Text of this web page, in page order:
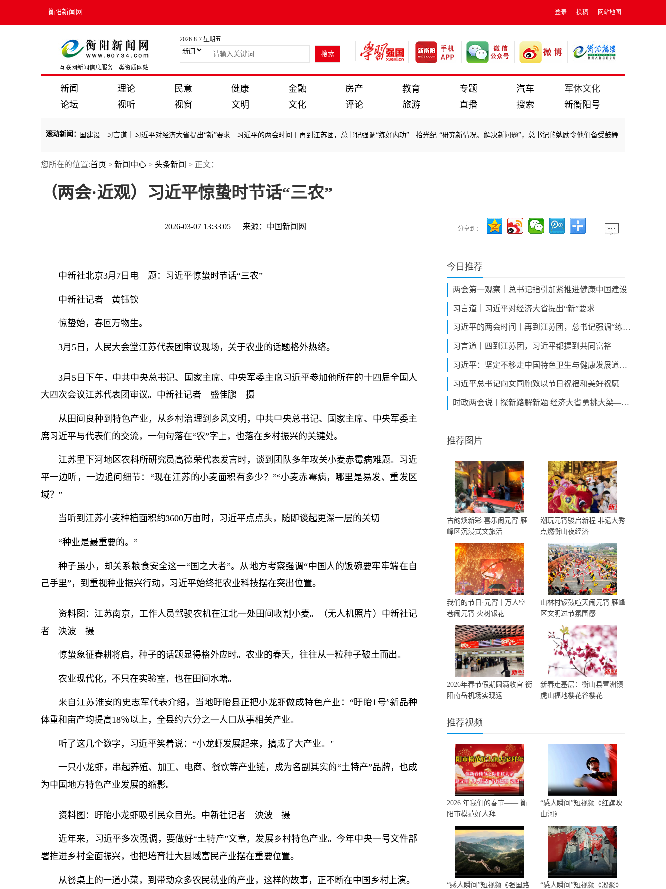
衡阳新闻网 登录 投稿 网站地图
互联网新闻信息服务一类资质网站
2026-8-7 星期五
新闻 理论 民意 健康 金融 房产 教育 专题 汽车
军休文化
论坛
视听 视窗 文明 文化 评论 旅游 直播 搜索 新衡阳号
滚动新闻 ：
指引加紧推进健康中国建设·习言道｜习近平对经济大省提出“新”要求·习近平的两会时间丨再到江苏团，总书记强调“练好内功”·拾光纪·“研究新情况、解决新问题”，总书记的勉励令他们备受鼓舞·习近平总书记在
指引加紧推进健康中国建设·习言道｜习近平对经济大省提出“新”要求
您所在的位置:首页 > 新闻中心 > 头条新闻 > 正文：
（两会·近观）习近平惊蛰时节话“三农”
2026-03-07 13:33:05 来源： 中国新闻网 分享到：
中新社北京3月7日电 题：习近平惊蛰时节话“三农”
中新社记者 黄钰钦
惊蛰始，春回万物生。
3月5日，人民大会堂江苏代表团审议现场，关于农业的话题格外热络。
3月5日下午，中共中央总书记、国家主席、中央军委主席习近平参加他所在的十四届全国人
大四次会议江苏代表团审议。中新社记者 盛佳鹏 摄
从田间良种到特色产业，从乡村治理到乡风文明，中共中央总书记、国家主席、中央军委主
席习近平与代表们的交流，一句句落在“农”字上，也落在乡村振兴的关键处。
江苏里下河地区农科所研究员高德荣代表发言时，谈到团队多年攻关小麦赤霉病难题。习近
平一边听，一边追问细节：“现在江苏的小麦面积有多少？”“小麦赤霉病，哪里是易发、重发区
域？”
当听到江苏小麦种植面积约3600万亩时，习近平点点头，随即谈起更深一层的关切——
“种业是最重要的。”
种子虽小，却关系粮食安全这一“国之大者”。从地方考察强调“中国人的饭碗要牢牢端在自
己手里”，到重视种业振兴行动，习近平始终把农业科技摆在突出位置。
资料图：江苏南京，工作人员驾驶农机在江北一处田间收割小麦。（无人机照片）中新社记
者 泱波 摄
惊蛰象征春耕将启，种子的话题显得格外应时。农业的春天，往往从一粒种子破土而出。
农业现代化，不只在实验室，也在田间水塘。
来自江苏淮安的史志军代表介绍，当地盱眙县正把小龙虾做成特色产业：“盱眙1号”新品种
体重和亩产均提高18％以上，全县约六分之一人口从事相关产业。
听了这几个数字，习近平笑着说：“小龙虾发展起来，搞成了大产业。”
一只小龙虾，串起养殖、加工、电商、餐饮等产业链，成为名副其实的“土特产”品牌，也成
为中国地方特色产业发展的缩影。
资料图：盱眙小龙虾吸引民众目光。中新社记者 泱波 摄
近年来，习近平多次强调，要做好“土特产”文章，发展乡村特色产业。今年中央一号文件部
署推进乡村全面振兴，也把培育壮大县域富民产业摆在重要位置。
从餐桌上的一道小菜，到带动众多农民就业的产业，这样的故事，正不断在中国乡村上演。
今日推荐
两会第一观察｜总书记指引加紧推进健康中国建设
习言道｜习近平对经济大省提出“新”要求
习近平的两会时间丨再到江苏团，总书记强调“练好内功”
习言道丨四到江苏团，习近平都提到共同富裕
习近平：坚定不移走中国特色卫生与健康发展道路 推动“十五五”时期健康中国建设取得决定性进展
习近平总书记向女同胞致以节日祝福和美好祝愿
时政两会说丨探新路解新题 经济大省勇挑大梁——总书记同全国人大代表共商国是
推荐图片
古韵焕新彩 喜乐闹元宵 雁
峰区沉浸式文旅活
潮玩元宵骏启新程 非遗大秀
点燃衡山夜经济
我们的节日·元宵丨万人空
巷闹元宵 火树银花
山林村锣鼓喧天闹元宵 雁峰
区文明过节氛围感
2026年春节假期圆满收官 衡
阳南岳机场实现运
新春走基层：衡山县萱洲镇
虎山福地樱花谷樱花
推荐视频
2026 年我们的春节—— 衡
阳市模范好人拜
“感人瞬间”短视频《红旗映
山河》
“感人瞬间”短视频《强国路
“感人瞬间”短视频《凝聚》